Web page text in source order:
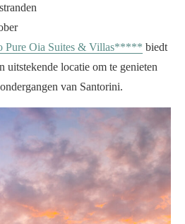
Pure Oia Suites & Villas***** biedt
uitstekende locatie om te genieten
van Santorini.